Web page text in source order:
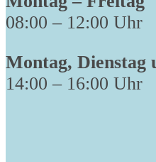
08:00 – 12:00 Uhr
Montag, Dienstag
14:00 – 16:00 Uhr